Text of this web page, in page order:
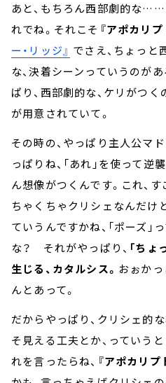
あと、もちろん西部劇的な……
れでね。それこそ 『アポカリプ
ー・リッジ』 でさえ、ちょっと
な、決着シーンっていうのが
ぱり、西部劇的な、ケリがつ
が用意されていて。
その時の、やっぱり主人公
っぱりね、「あれ」を使って逆
ん想像がつくんです。これ、
ちゃくちゃクリシェなんだけ
ていうんですかね、「ポーズ」
な？ それがやっぱり、 「ちょ
生じる、カタルシス。 おぉかっ
んとあって。
だからやっぱり、クリシェ的
そ見える工夫とか、っていう
れを言ったらね、 『アポカリプ